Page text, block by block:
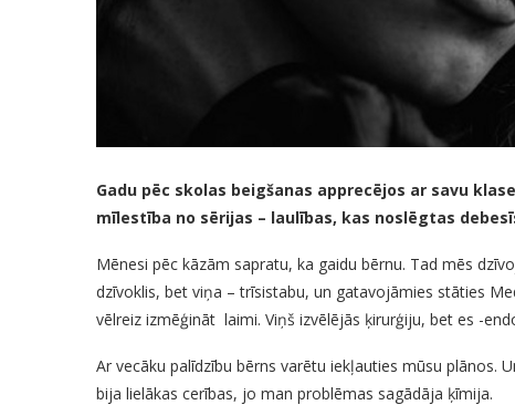
Gadu pēc skolas beigšanas apprecējos ar savu
mīlestība no sērijas – laulības, kas noslēgtas
Mēnesi pēc kāzām sapratu, ka gaidu bērnu. Tad mēs
dzīvoklis, bet viņa – trīsistabu, un gatavojāmies stāties
vēlreiz izmēģināt laimi. Viņš izvēlējās ķirurģiju, bet es -
Ar vecāku palīdzību bērns varētu iekļauties mūsu plānos.
bija lielākas cerības, jo man problēmas sagādāja ķīmija.